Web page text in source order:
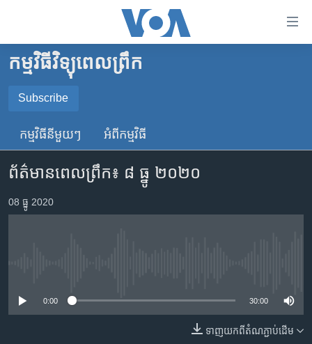
គេហទំព័រ​
ទាក់ទង
រំលង​
ទំព័រ​
ព័ត៌មាន​​
តែ​
ម្តង
រចនា
កម្ពុជា
អន្តរជាតិ
ចិន
ហេឡូវីអូអេ
កម្ពុជាច្នៃប្រតិដ្ឋ
កម្មវិធីទាំងអស់
កម្មវិធីវិទ្យុពេលព្រឹក
Subscribe
SUBSCRIBE
កម្មវិធី​នីមួយៗ អំពី​កម្មវិធី​
ព័ត៌មានពេលព្រឹក៖​ ៨ ធ្នូ ២០២០
08 ធ្នូ 2020
0:00 30:00
ទាញ​យក​ពី​តំណភ្ជាប់​ដើម